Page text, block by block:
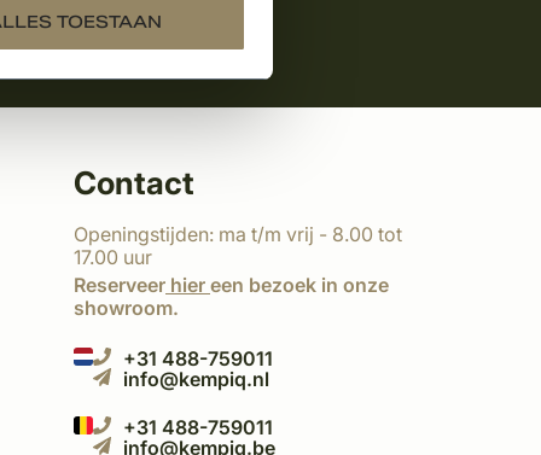
TOESTAAN
Contact
Openingstijden: ma t/m vrij - 8.00 tot
17.00 uur
Reserveer hier een bezoek in onze
showroom.
+31 488-759011
info@kempiq.nl
+31 488-759011
info@kempiq.be